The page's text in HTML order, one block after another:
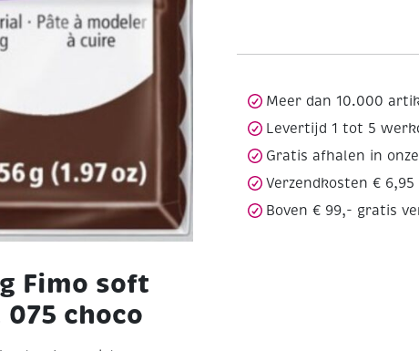
Fimo soft
choco
Meer dan 10.000
Levertijd 1 tot 5
Gratis afhalen in
Verzendkosten € 6,95
Boven € 99,- gratis